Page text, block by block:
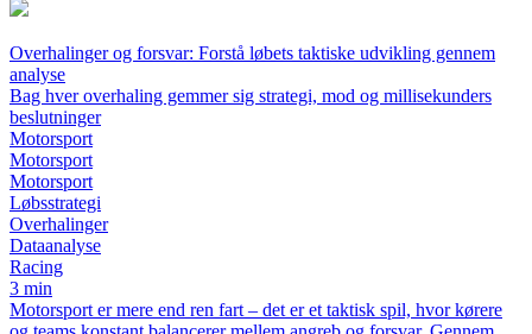
Overhalinger og forsvar: Forstå løbets taktiske udvikling gennem
analyse
Bag hver overhaling gemmer sig strategi, mod og millisekunders
beslutninger
Motorsport
Motorsport
Motorsport
Løbsstrategi
Overhalinger
Dataanalyse
Racing
3 min
Motorsport er mere end ren fart – det er et taktisk spil, hvor kørere